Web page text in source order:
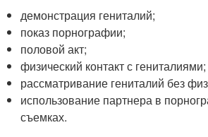
демонстрация гениталий;
показ порнографии;
половой акт;
физический контакт с гениталиями;
рассматривание гениталий без
использование партнера в
съемках.